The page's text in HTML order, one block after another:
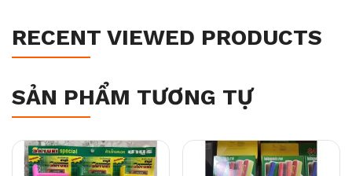
RECENT VIEWED PRODUCTS
SẢN PHẨM TƯƠNG TỰ